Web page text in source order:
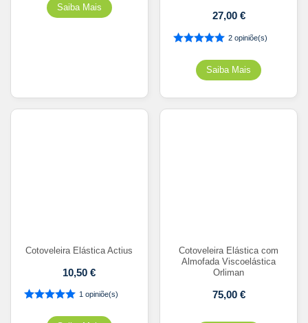
27,00 €
2 opiniõe(s)
Cotoveleira Elástica Actius
10,50€
1 opiniõe(s)
Cotoveleira Elástica com
Almofada Viscoelástica
Orliman
75,00 €